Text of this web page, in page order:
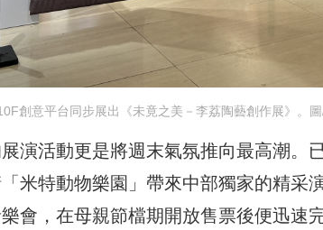
創意平台同步展出《未竟之美－李荔陶藝創作展》。
演活動更是將週末氣氛推向最高潮。
米特動物樂園」帶來中部獨家的精采
會，在母親節檔期開放售票後便迅速